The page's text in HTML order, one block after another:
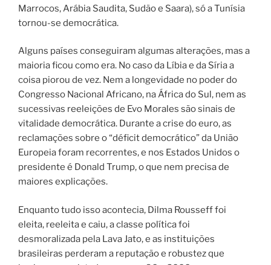
Marrocos, Arábia Saudita, Sudão e Saara), só a Tunísia
tornou-se democrática.
Alguns países conseguiram algumas alterações, mas a
maioria ficou como era. No caso da Líbia e da Síria a
coisa piorou de vez. Nem a longevidade no poder do
Congresso Nacional Africano, na África do Sul, nem as
sucessivas reeleições de Evo Morales são sinais de
vitalidade democrática. Durante a crise do euro, as
reclamações sobre o “déficit democrático” da União
Europeia foram recorrentes, e nos Estados Unidos o
presidente é Donald Trump, o que nem precisa de
maiores explicações.
Enquanto tudo isso acontecia, Dilma Rousseff foi
eleita, reeleita e caiu, a classe política foi
desmoralizada pela Lava Jato, e as instituições
brasileiras perderam a reputação e robustez que